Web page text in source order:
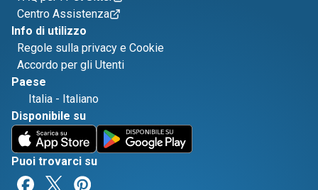
Centro Assistenza
Info di utilizzo
Regole sulla privacy e Cookie
Accordo per gli Utenti
Paese
Italia - Italiano
Disponibile su
Puoi trovarci su